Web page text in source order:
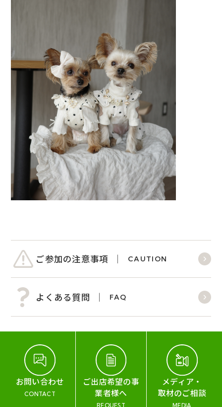
ご参加の注意事項 CAUTION
よくある質問 FAQ
お問い合わせ
CONTACT
ご出店希望の事
業者様へ
メディア・
取材のご相談